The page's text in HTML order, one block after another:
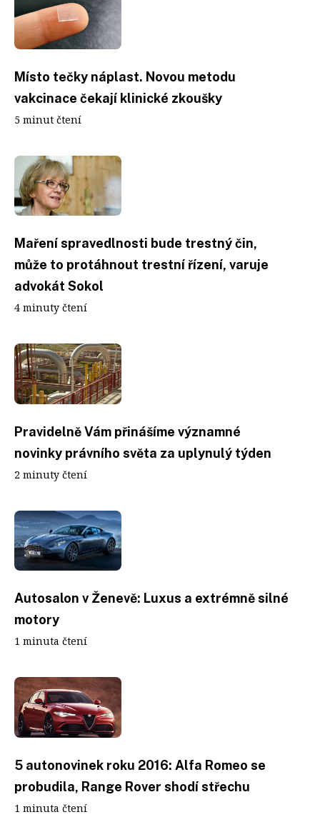
Místo tečky náplast. Novou metodu
vakcinace čekají klinické zkoušky
5 minut čtení
Maření spravedlnosti bude trestný čin,
může to protáhnout trestní řízení, varuje
advokát Sokol
4 minuty čtení
Pravidelně Vám přinášíme významné
novinky právního světa za uplynulý týden
2 minuty čtení
Autosalon v Ženevě: Luxus a extrémně silné
motory
1 minuta čtení
5 autonovinek roku 2016: Alfa Romeo se
probudila, Range Rover shodí střechu
1 minuta čtení